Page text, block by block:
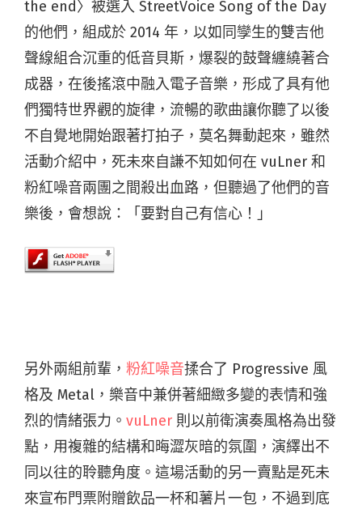
the end〉被選入 StreetVoice Song of the Day
的他們，組成於 2014 年，以如同孿生的雙吉他
聲線組合沉重的低音貝斯，爆裂的鼓聲纏繞著合
成器，在後搖滾中融入電子音樂，形成了具有他
們獨特世界觀的旋律，流暢的歌曲讓你聽了以後
不自覺地開始跟著打拍子，莫名舞動起來，雖然
活動介紹中，死未來自謙不知如何在 vuLner 和
粉紅噪音兩團之間殺出血路，但聽過了他們的音
樂後，會想說：「要對自己有信心！」
另外兩組前輩， 粉紅噪音揉合了 Progressive 風
格及 Metal，樂音中兼併著細緻多變的表情和強
烈的情緒張力。 vuLner 則以前衛演奏風格為出發
點，用複雜的結構和晦澀灰暗的氛圍，演繹出不
同以往的聆聽角度。這場活動的另一賣點是死未
來宣布門票附贈飲品一杯和薯片一包，不過到底